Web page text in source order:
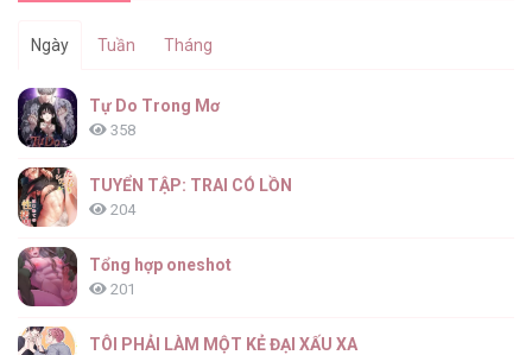
Ngày Tuần Tháng
Tự Do Trong Mơ
358
TUYỂN TẬP: TRAI CÓ LỒN
204
Tổng hợp oneshot
201
TÔI PHẢI LÀM MỘT KẺ ĐẠI XẤU XA